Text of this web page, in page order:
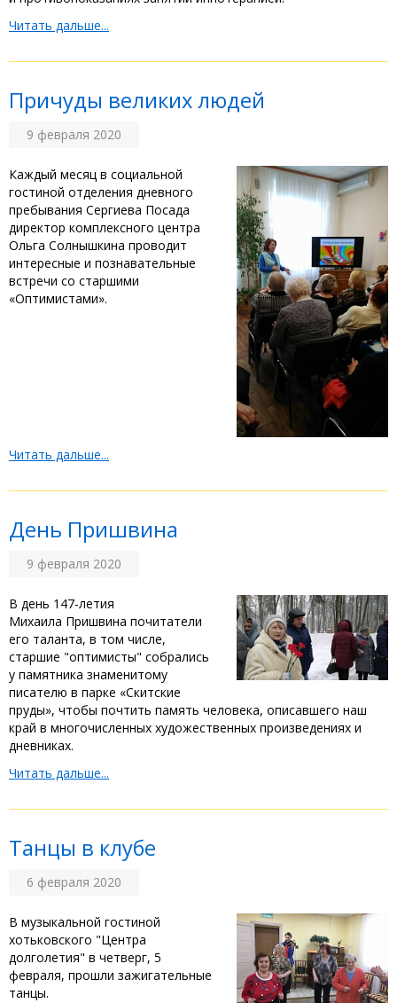
Читать дальше...
Причуды великих людей ⠀
9 февраля 2020
Каждый месяц в социальной
гостиной отделения дневного
пребывания Сергиева Посада
директор комплексного центра
Ольга Солнышкина проводит
интересные и познавательные
встречи со старшими
«Оптимистами».
Читать дальше...
День Пришвина
9 февраля 2020
В день 147-летия
Михаила Пришвина почитатели
его таланта, в том числе,
старшие "оптимисты" собрались
у памятника знаменитому
писателю в парке «Скитские
пруды», чтобы почтить память человека, описавшего наш
край в многочисленных художественных произведениях и
дневниках.
Читать дальше...
Танцы в клубе
6 февраля 2020
В музыкальной гостиной
хотьковского "Центра
долголетия" в четверг, 5
февраля, прошли зажигательные
танцы.